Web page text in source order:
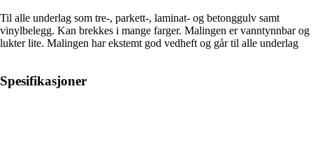
Til alle underlag som tre-, parkett-, laminat- og betonggulv samt
vinylbelegg. Kan brekkes i mange farger. Malingen er vanntynnbar og
lukter lite. Malingen har ekstemt god vedheft og går til alle underlag
Spesifikasjoner